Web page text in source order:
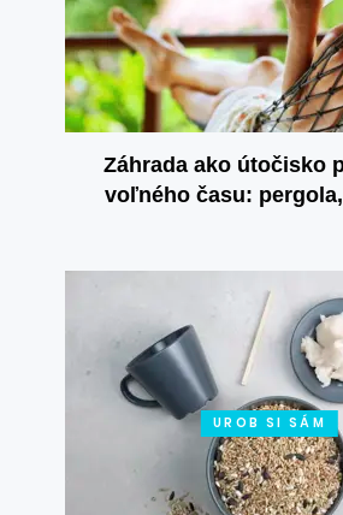
Záhrada ako útočisko
voľného času:
UROB SI SÁM